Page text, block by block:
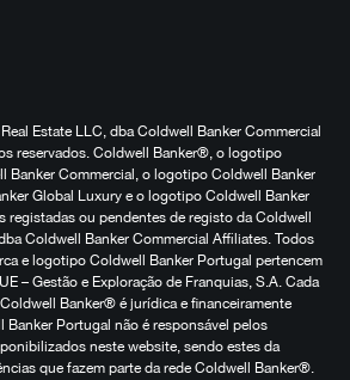
Estate LLC, dba Coldwell Banker Commercial
reservados. Coldwell Banker®, o logotipo
Banker Commercial, o logotipo Coldwell Banker
Global Luxury e o logotipo Coldwell Banker
registadas ou pendentes de registo da Coldwell
Coldwell Banker Commercial Affiliates. Todos
e logotipo Coldwell Banker Portugal pertencem
– Gestão e Exploração de Franquias, S.A. Cada
Banker® é jurídica e financeiramente
Banker Portugal não é responsável pelos
neste website, sendo estes da
que fazem parte da rede Coldwell Banker®.